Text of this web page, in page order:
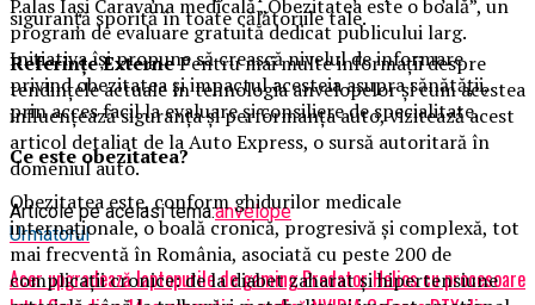
siguranță sporită în toate călătoriile tale.
Referințe ExternePentru mai multe informații despre
tendințele actuale în tehnologia anvelopelor și cum acestea
influențează siguranța și performanța auto, vizitează acest
articol detaliat de la Auto Express, o sursă autoritară în
domeniul auto.
Articole pe aceiasi tema:anvelope
Urmatorul
Acer upgradează laptopurile de gaming Predator Helios cu procesoare
Palas Iași Caravana medicală „Obezitatea este o boală”, un
program de evaluare gratuită dedicat publicului larg.
Inițiativa își propune să crească nivelul de informare
privind obezitatea și impactul acesteia asupra sănătății,
prin acces facil la evaluare și consiliere de specialitate.
Ce este obezitatea?
Obezitatea este, conform ghidurilor medicale
internaționale, o boală cronică, progresivă și complexă, tot
mai frecventă în România, asociată cu peste 200 de
complicații cronice: de la diabet zaharat și hipertensiune